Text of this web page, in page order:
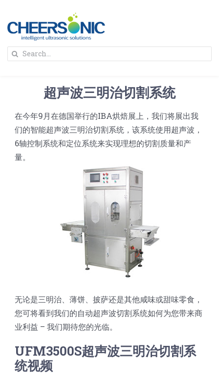
content
蛋糕切割机
蛋糕切片机
块状奶酪切片
挤出奶酪切片
三明治/披萨/寿司切割
披萨切割机
寿司切割机
冷冻面团切割
牛轧糖切割
阿胶糕切片
谷物棒切割
宠物食品
超声波设备
Search
超声波三明治切割系统
在今年9月在德国举行的IBA烘焙展上，我们将展出我
们的智能超声波三明治切割系统，该系统使用超声波，
6轴控制系统和定位系统来实现理想的切割质量和产
量。
无论是三明治、薄饼、披萨还是其他咸味或甜味零食，
您可将看到我们的自动超声波切割系统如何为您带来商
业利益 – 我们期待您的光临。
UFM3500S超声波三明治切割系
统视频